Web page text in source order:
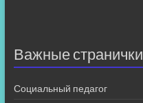
Важные странички
Социальный педагог